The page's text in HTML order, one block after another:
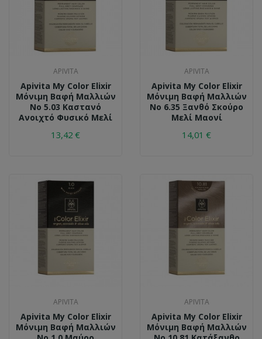
APIVITA
Apivita My Color Elixir
Μόνιμη Βαφή Μαλλιών
No 5.03 Καστανό
Ανοιχτό Φυσικό Μελί
13,42 €
APIVITA
Apivita My Color Elixir
Μόνιμη Βαφή Μαλλιών
No 6.35 Ξανθό Σκούρο
Μελί Μαονί
14,01 €
APIVITA
Apivita My Color Elixir
Μόνιμη Βαφή Μαλλιών
APIVITA
Apivita My Color Elixir
Μόνιμη Βαφή Μαλλιών